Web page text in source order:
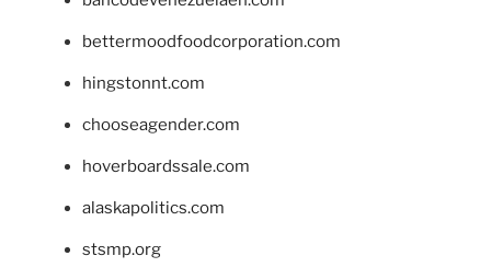
bettermoodfoodcorporation.com
hingstonnt.com
chooseagender.com
hoverboardssale.com
alaskapolitics.com
stsmp.org